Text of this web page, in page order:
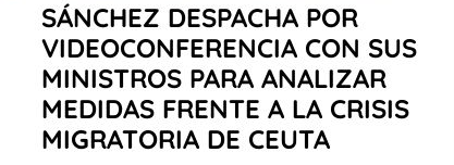
SÁNCHEZ DESPACHA POR
VIDEOCONFERENCIA CON SUS
MINISTROS PARA ANALIZAR
MEDIDAS FRENTE A LA CRISIS
MIGRATORIA DE CEUTA